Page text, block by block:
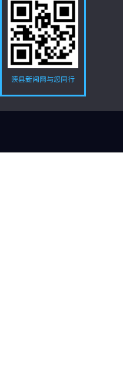
陕县新闻网与您同行